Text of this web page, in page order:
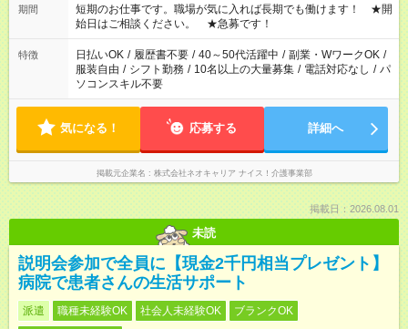
あれば調整できます！ ※シフト制。勤務地により実働時間が異
なります。★家庭の都合でお休みが必要な場合も遠慮なくご相談
ください。
期間
短期のお仕事です。職場が気に入れば長期でも働けます！ ★開
始日はご相談ください。 ★急募です！
特徴 日払いOK / 履歴書不要 / 40～50代活躍中 / 副業・WワークOK /
服装自由 / シフト勤務 / 10名以上の大量募集 / 電話対応なし / パ
ソコンスキル不要
気になる！ 応募する 詳細へ
掲載元企業名 株式会社ネオキャリア ナイス！介護事業部
掲載日：2026.08.01
未読
説明会参加で全員に【現金2千円相当プレゼント】
病院で患者さんの生活サポート
派遣 職種未経験OK 社会人未経験OK
ブランクOK